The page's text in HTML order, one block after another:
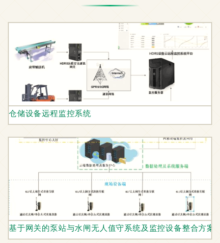
仓储设备远程监控系统
基于网关的泵站与水闸无人值守系统及监控设备整合方案